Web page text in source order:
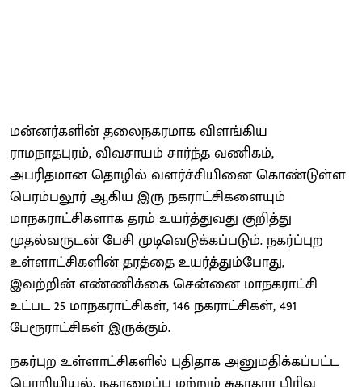
மன்னர்களின் தலைநகரமாக விளங்கிய
ராமநாதபுரம், விவசாயம் சார்ந்த வணிகம்,
அபரிதமான தொழில் வளர்ச்சியினை கொண்டுள்ள
பெரம்பலூர் ஆகிய இரு நகராட்சிகளையும்
மாநகராட்சிகளாக தரம் உயர்த்துவது குறித்து
முதல்வருடன் பேசி முடிவெடுக்கப்படும். நகர்ப்புற
உள்ளாட்சிகளின் தரத்தை உயர்த்தும்போது,
இவற்றின் எண்ணிக்கை சென்னை மாநகராட்சி
உட்பட 25 மாநகராட்சிகள், 146 நகராட்சிகள், 491
பேரூராட்சிகள் இருக்கும்.
நகர்புற உள்ளாட்சிகளில் புதிதாக அனுமதிக்கப்பட்ட